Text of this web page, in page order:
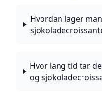
Hvordan lager
Hvor lang tid tar
og